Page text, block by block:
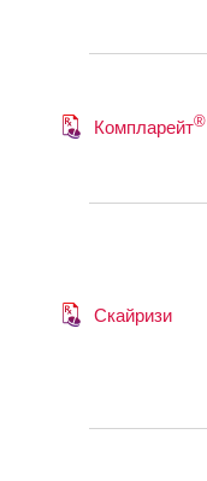
Компларейт®
Скайризи